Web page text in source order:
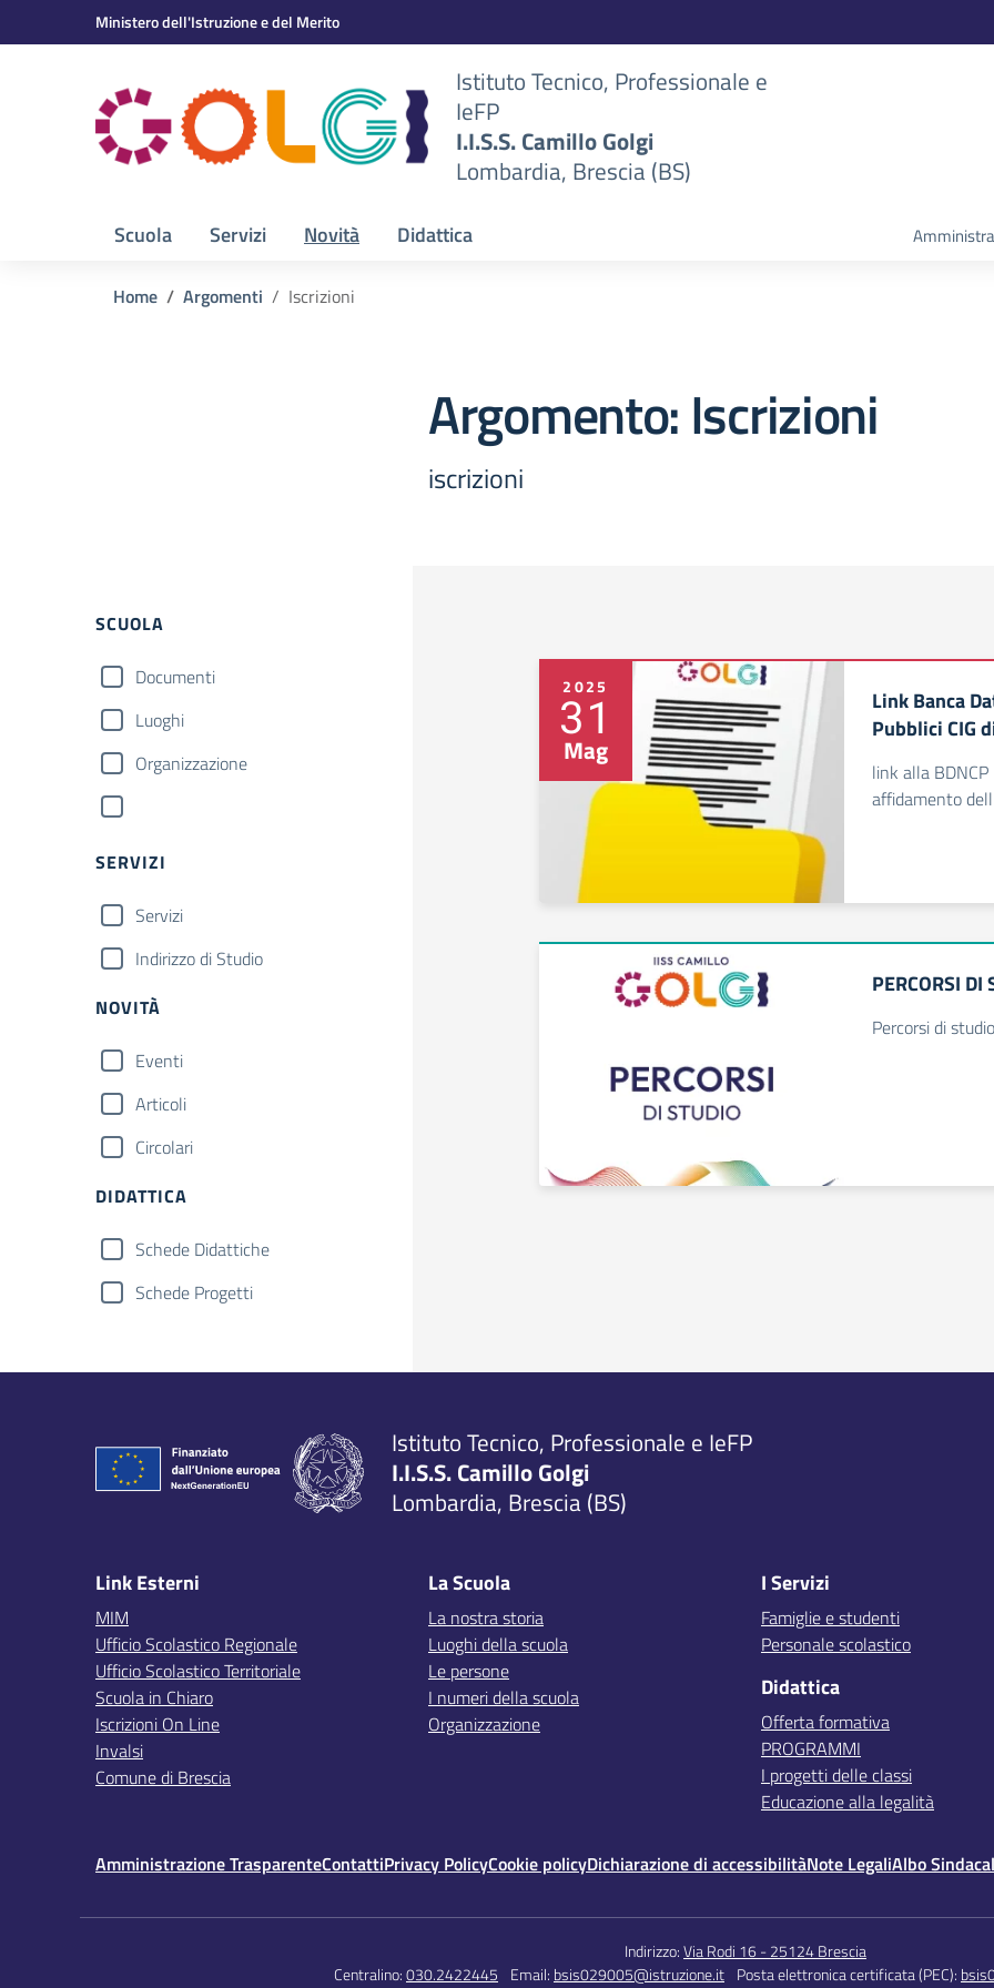
Vai ai contenuti
Vai al menu di navigazioneMinistero dell'Istruzione e del Merito
Istituto Tecnico, Professionale e
IeFP
I.I.S.S. Camillo Golgi
Lombardia, Brescia (BS)
Scuola Servizi Novità Didattica
Home Argomenti Iscrizioni
Argomento: Iscrizioni
iscrizioni
SCUOLA
Documenti
Luoghi
Organizzazione
SERVIZI
Servizi
Indirizzo di Studio
NOVITÀ
Eventi
Articoli
Circolari
DIDATTICA
Schede Didattiche
Schede Progetti
2025
31
Mag
Link Banca
Pubblici CIG
link alla
affidamento
PERCORSI DI
Percorsi di studio
Istituto Tecnico, Professionale e IeFP
I.I.S.S. Camillo Golgi
Lombardia, Brescia (BS)
Link Esterni
MIM
Ufficio Scolastico Regionale
Ufficio Scolastico Territoriale
Scuola in Chiaro
Iscrizioni On Line
Invalsi
Comune di Brescia
La Scuola
La nostra storia
Luoghi della scuola
Le persone
I numeri della scuola
Organizzazione
I Servizi
Famiglie e studenti
Personale scolastico
Didattica
Offerta formativa
PROGRAMMI
I progetti delle classi
Educazione alla legalità
Amministrazione TrasparenteContattiPrivacy PolicyCookie policyDichiarazione di accessibilitàNote LegaliAlbo
Indirizzo:Via Rodi 16 - 25124 Brescia
Centralino:030.2422445 Email: bsis029005@istruzione.it Posta elettronica certificata (PEC):